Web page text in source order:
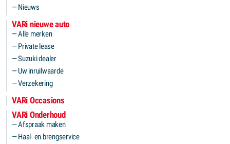
Nieuws
VARi nieuwe auto
Alle merken
Private lease
Suzuki dealer
Uw inruilwaarde
Verzekering
VARi Occasions
VARi Onderhoud
Afspraak maken
Haal- en brengservice